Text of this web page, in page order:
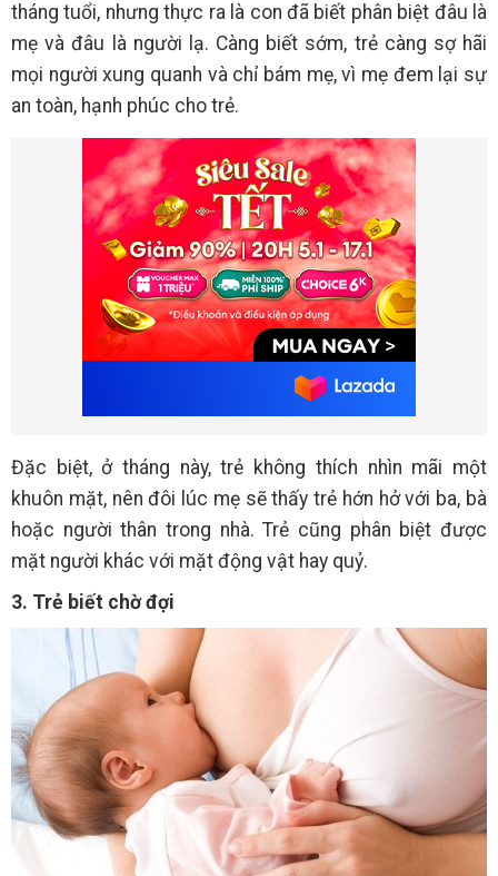
tháng tuổi, nhưng thực ra là con đã biết phân biệt đâu là
mẹ và đâu là người lạ. Càng biết sớm, trẻ càng sợ hãi
mọi người xung quanh và chỉ bám mẹ, vì mẹ đem lại sự
an toàn, hạnh phúc cho trẻ.
Đặc biệt, ở tháng này, trẻ không thích nhìn mãi một
khuôn mặt, nên đôi lúc mẹ sẽ thấy trẻ hớn hở với ba, bà
hoặc người thân trong nhà. Trẻ cũng phân biệt được
mặt người khác với mặt động vật hay quỷ.
3. Trẻ biết chờ đợi